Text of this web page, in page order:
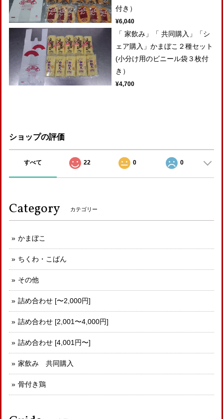
付き）
¥6,040
「 家飲み」「 共同購入」「シ
ェア購入」かまぼこ２種セット
(小分け用のビニール袋３枚付
き）
¥4,700
ショップの評価
すべて 22 0 0
Category カテゴリー
かまぼこ
ちくわ・こばん
その他
詰め合わせ [〜2,000円]
詰め合わせ [2,001〜4,000円]
詰め合わせ [4,001円〜]
家飲み 共同購入
骨付き鶏